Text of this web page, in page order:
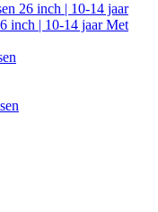
26 inch | 10-14 jaar
inch | 10-14 jaar Met